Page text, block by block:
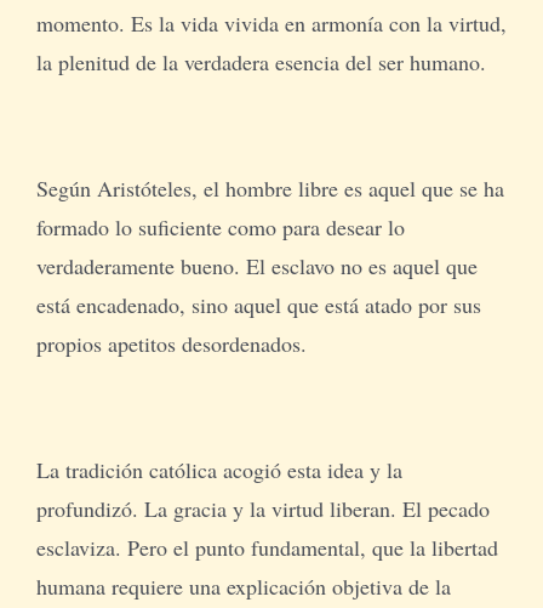
momento. Es la vida vivida en armonía con la virtud,
la plenitud de la verdadera esencia del ser humano.
Según Aristóteles, el hombre libre es aquel que se ha
formado lo suficiente como para desear lo
verdaderamente bueno. El esclavo no es aquel que
está encadenado, sino aquel que está atado por sus
propios apetitos desordenados.
La tradición católica acogió esta idea y la
profundizó. La gracia y la virtud liberan. El pecado
esclaviza. Pero el punto fundamental, que la libertad
humana requiere una explicación objetiva de la